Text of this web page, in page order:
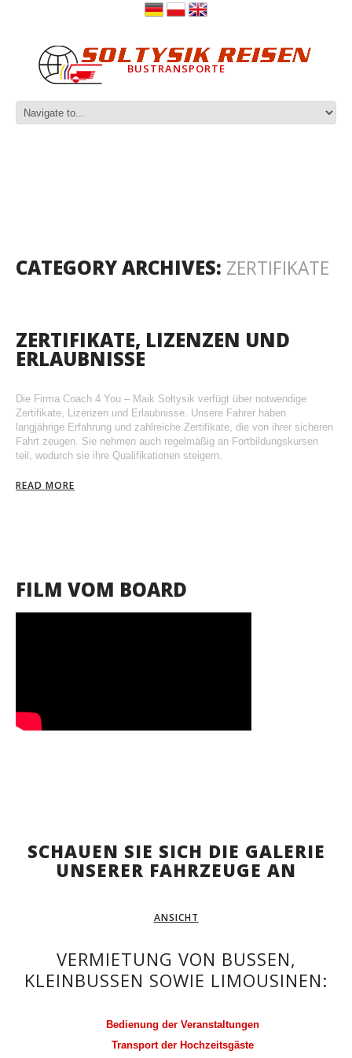
BUSTRANSPORTE
CATEGORY ARCHIVES: ZERTIFIKATE
ZERTIFIKATE, LIZENZEN UND
ERLAUBNISSE
Die Firma Coach 4 You – Maik Sołtysik verfügt über notwendige
Zertifikate, Lizenzen und Erlaubnisse. Unsere Fahrer haben
langjährige Erfahrung und zahlreiche Zertifikate, die von ihrer sicheren
Fahrt zeugen. Sie nehmen auch regelmäßig an Fortbildungskursen
teil, wodurch sie ihre Qualifikationen steigern.
READ MORE
FILM VOM BOARD
SCHAUEN SIE SICH DIE GALERIE
UNSERER FAHRZEUGE AN
ANSICHT
VERMIETUNG VON BUSSEN,
KLEINBUSSEN SOWIE LIMOUSINEN:
Bedienung der Veranstaltungen
Transport der Hochzeitsgäste